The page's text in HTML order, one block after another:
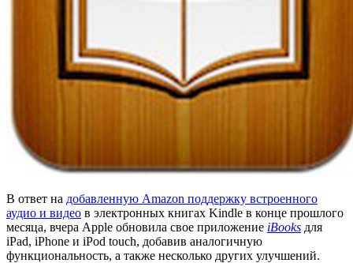
В ответ на добавленную Amazon поддержку встроенного
аудио и видео в электронных книгах Kindle в конце прошлого
месяца, вчера Apple обновила свое приложение iBooks для
iPad, iPhone и iPod touch, добавив аналогичную
функциональность, а также несколько других улучшений.